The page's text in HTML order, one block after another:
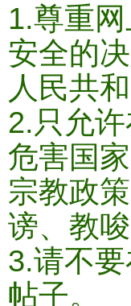
1.尊重
安全的
人民共
2.只允
危害国
宗教政
谤、教
3.请不
帖子。